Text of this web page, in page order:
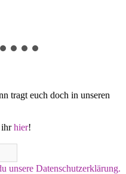
tragt euch doch in unseren
ihrhier!
unsere Datenschutzerklärung.